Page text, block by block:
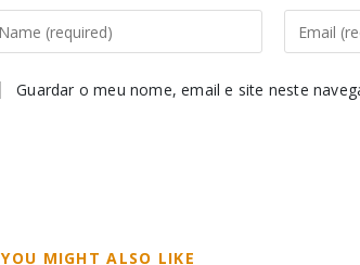
Guardar o meu nome, email e site neste
YOU MIGHT ALSO LIKE